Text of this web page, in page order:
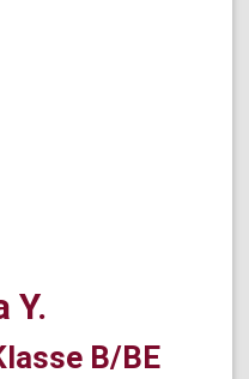
Y.
B/BE